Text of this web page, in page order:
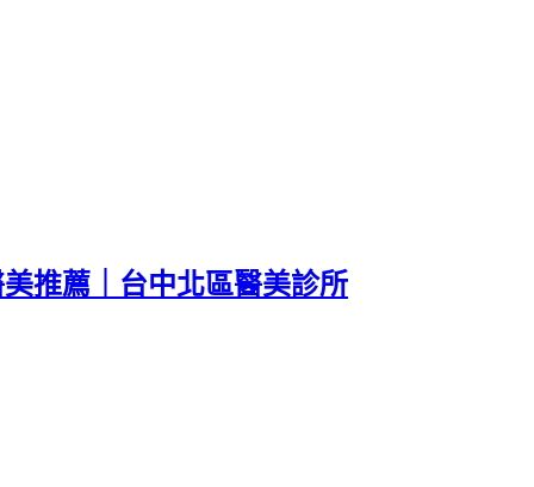
推薦｜台中北區醫美診所